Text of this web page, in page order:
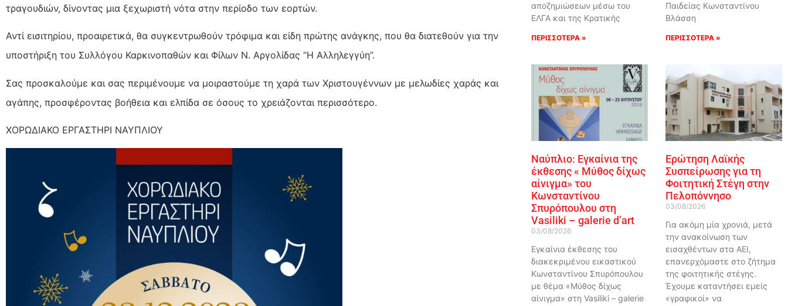
τραγουδιών, δίνοντας μια ξεχωριστή νότα στην περίοδο των εορτών.
Αντί εισιτηρίου, προαιρετικά, θα συγκεντρωθούν τρόφιμα και είδη πρώτης ανάγκης, που θα διατεθούν για την
υποστήριξη του Συλλόγου Καρκινοπαθών και Φίλων Ν. Αργολίδας “Η Αλληλεγγύη”.
Σας προσκαλούμε και σας περιμένουμε να μοιραστούμε τη χαρά των Χριστουγέννων με μελωδίες χαράς και
αγάπης, προσφέροντας βοήθεια και ελπίδα σε όσους το χρειάζονται περισσότερο.
ΧΟΡΩΔΙΑΚΟ ΕΡΓΑΣΤΗΡΙ ΝΑΥΠΛΙΟΥ
αποζημιώσεων μέσω του
ΕΛΓΑ και της Κρατικής
ΠΕΡΙΣΣΟΤΕΡΑ »
Παιδείας Κωνσταντίνου
Βλάσση
ΠΕΡΙΣΣΟΤΕΡΑ »
Ναύπλιο: Εγκαίνια της
έκθεσης « Μύθος δίχως
αίνιγμα» του
Κωνσταντίνου
Σπυρόπουλου στη
Vasiliki – galerie d’art
03/08/2026
Εγκαίνια έκθεσης του
διακεκριμένου εικαστικού
Κωνσταντίνου Σπυρόπουλου
με θέμα «Μύθος δίχως
αίνιγμα» στη Vasiliki – galerie
Ερώτηση Λαϊκής
Συσπείρωσης για τη
Φοιτητική Στέγη στην
Πελοπόννησο
03/08/2026
Για ακόμη μία χρονιά, μετά
την ανακοίνωση των
εισαχθέντων στα ΑΕΙ,
επανερχόμαστε στο ζήτημα
της φοιτητικής στέγης.
Έχουμε καταντήσει εμείς
«γραφικοί» να